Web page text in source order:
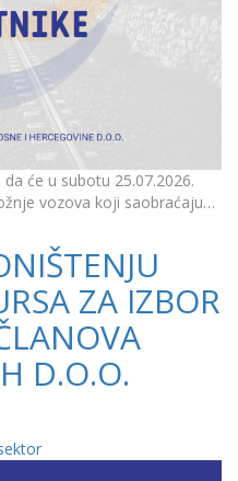
će u subotu 25.07.2026.
vozova koji saobraćaju…
ZA IZBOR
D.O.O.